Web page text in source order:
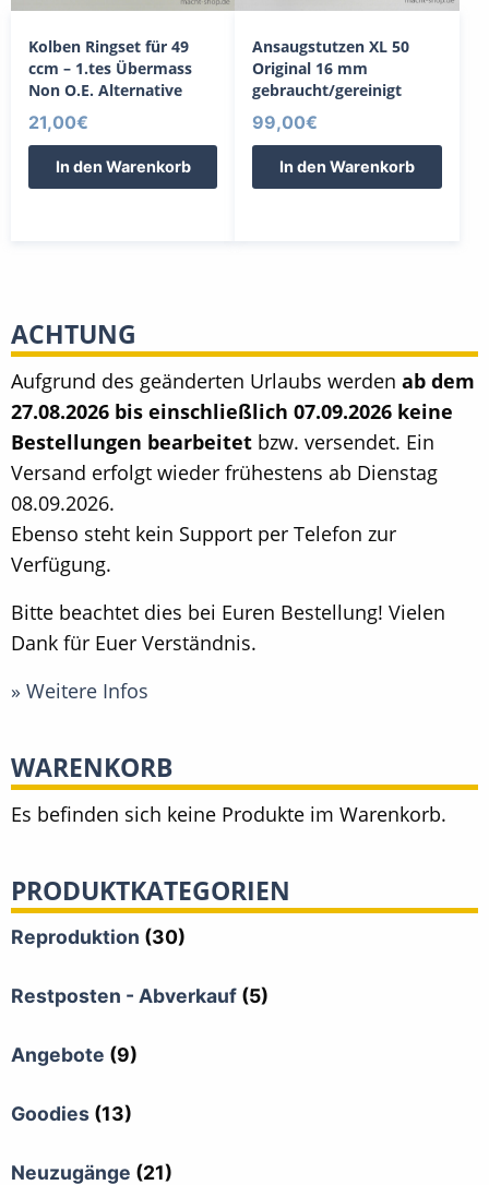
Kolben Ringset für 49
ccm – 1.tes Übermass
Non O.E. Alternative
21,00€
In den Warenkorb
Ansaugstutzen XL 50
Original 16 mm
gebraucht/gereinigt
99,00€
In den Warenkorb
ACHTUNG
Aufgrund des geänderten Urlaubs werden ab dem
27.08.2026 bis einschließlich 07.09.2026 keine
Bestellungen bearbeitet bzw. versendet. Ein
Versand erfolgt wieder frühestens ab Dienstag
08.09.2026.
Ebenso steht kein Support per Telefon zur
Verfügung.
Bitte beachtet dies bei Euren Bestellung! Vielen
Dank für Euer Verständnis.
» Weitere Infos
WARENKORB
Es befinden sich keine Produkte im Warenkorb.
PRODUKTKATEGORIEN
Reproduktion (30)
Restposten - Abverkauf (5)
Angebote (9)
Goodies (13)
Neuzugänge (21)